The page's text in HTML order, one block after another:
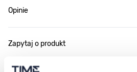
Opinie
Zapytaj o produkt